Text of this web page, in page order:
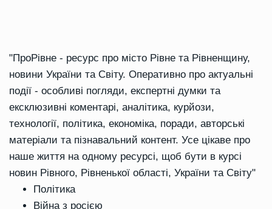
"ПроРівне - ресурс про місто Рівне та Рівненщину,
новини України та Світу. Оперативно про актуальні
події - особливі погляди, експертні думки та
ексклюзивні коментарі, аналітика, курйози,
технології, політика, економіка, поради, авторські
матеріали та пізнавальний контент. Усе цікаве про
наше життя на одному ресурсі, щоб бути в курсі
новин Рівного, Рівненької області, України та Світу"
Політика
Війна з росією